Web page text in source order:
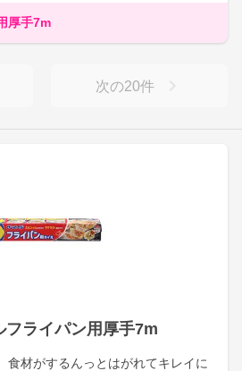
フライパン用厚手7m
食材がするんっとはがれてキレイに
厚手7m
次の20件